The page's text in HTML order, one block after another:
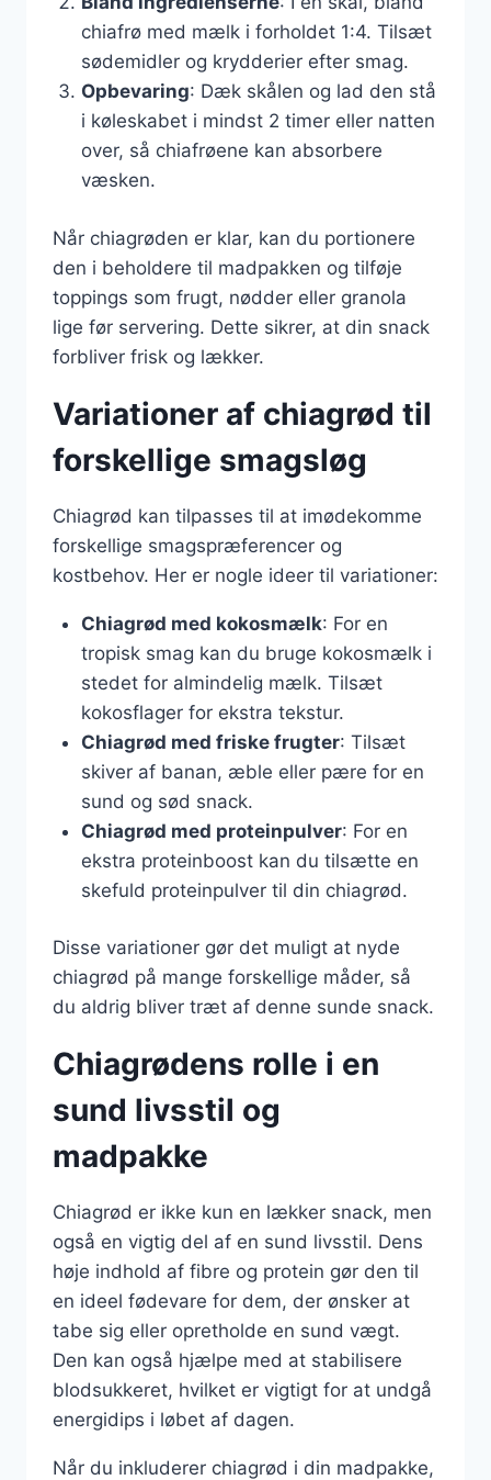
chiafrø med mælk i forholdet 1:4. Tilsæt
sødemidler og krydderier efter smag.
Opbevaring: Dæk skålen og lad den stå
i køleskabet i mindst 2 timer eller natten
over, så chiafrøene kan absorbere
væsken.
Når chiagrøden er klar, kan du portionere
den i beholdere til madpakken og tilføje
toppings som frugt, nødder eller granola
lige før servering. Dette sikrer, at din snack
forbliver frisk og lækker.
Variationer af chiagrød til
forskellige smagsløg
Chiagrød kan tilpasses til at imødekomme
forskellige smagspræferencer og
kostbehov. Her er nogle ideer til variationer:
Chiagrød med kokosmælk: For en
tropisk smag kan du bruge kokosmælk i
stedet for almindelig mælk. Tilsæt
kokosflager for ekstra tekstur.
Chiagrød med friske frugter: Tilsæt
skiver af banan, æble eller pære for en
sund og sød snack.
Chiagrød med proteinpulver: For en
ekstra proteinboost kan du tilsætte en
skefuld proteinpulver til din chiagrød.
Disse variationer gør det muligt at nyde
chiagrød på mange forskellige måder, så
du aldrig bliver træt af denne sunde snack.
Chiagrødens rolle i en
sund livsstil og
madpakke
Chiagrød er ikke kun en lækker snack, men
også en vigtig del af en sund livsstil. Dens
høje indhold af fibre og protein gør den til
en ideel fødevare for dem, der ønsker at
tabe sig eller opretholde en sund vægt.
Den kan også hjælpe med at stabilisere
blodsukkeret, hvilket er vigtigt for at undgå
energidips i løbet af dagen.
Når du inkluderer chiagrød i din madpakke,